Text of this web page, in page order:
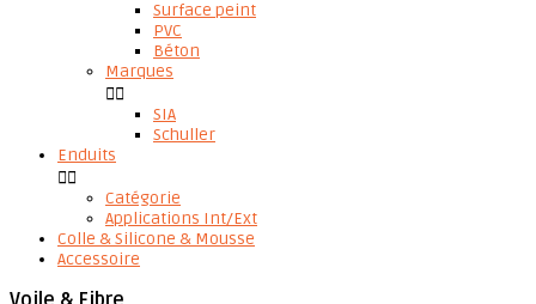
Surface peint
PVC
Béton
Marques

SIA
Schuller
Enduits

Catégorie
Applications Int/Ext
Colle & Silicone & Mousse
Accessoire